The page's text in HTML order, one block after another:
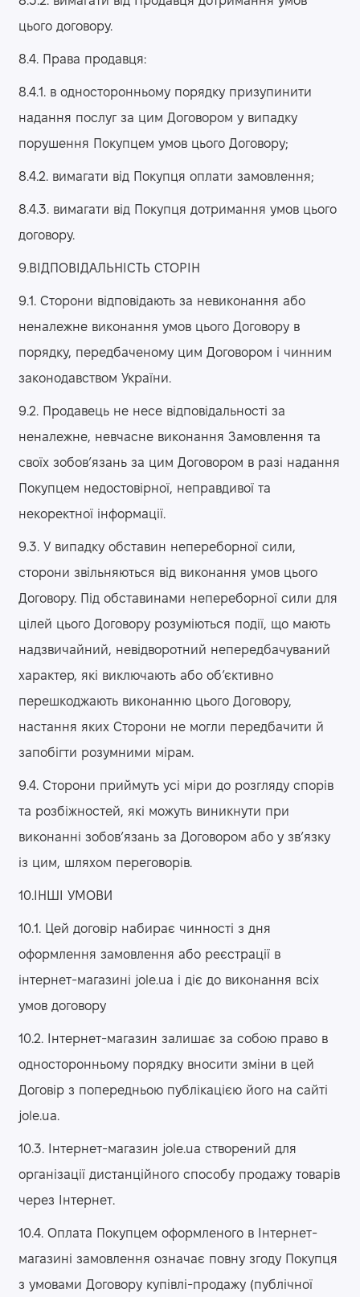
цього договору.
8.4. Права продавця:
8.4.1. в односторонньому порядку призупинити
надання послуг за цим Договором у випадку
порушення Покупцем умов цього Договору;
8.4.2. вимагати від Покупця оплати замовлення;
8.4.3. вимагати від Покупця дотримання умов цього
договору.
9.ВІДПОВІДАЛЬНІСТЬ СТОРІН
9.1. Сторони відповідають за невиконання або
неналежне виконання умов цього Договору в
порядку, передбаченому цим Договором і чинним
законодавством України.
9.2. Продавець не несе відповідальності за
неналежне, невчасне виконання Замовлення та
своїх зобов’язань за цим Договором в разі надання
Покупцем недостовірної, неправдивої та
некоректної інформації.
9.3. У випадку обставин непереборної сили,
сторони звільняються від виконання умов цього
Договору. Під обставинами непереборної сили для
цілей цього Договору розуміються події, що мають
надзвичайний, невідворотний непередбачуваний
характер, які виключають або об’єктивно
перешкоджають виконанню цього Договору,
настання яких Сторони не могли передбачити й
запобігти розумними мірам.
9.4. Сторони приймуть усі міри до розгляду спорів
та розбіжностей, які можуть виникнути при
виконанні зобов’язань за Договором або у зв’язку
із цим, шляхом переговорів.
10.ІНШІ УМОВИ
10.1. Цей договір набирає чинності з дня
оформлення замовлення або реєстрації в
інтернет-магазині jole.ua і діє до виконання всіх
умов договору
10.2. Інтернет-магазин залишає за собою право в
односторонньому порядку вносити зміни в цей
Договір з попередньою публікацією його на сайті
jole.ua.
10.3. Інтернет-магазин jole.ua створений для
організації дистанційного способу продажу товарів
через Інтернет.
10.4. Оплата Покупцем оформленого в Інтернет-
магазині замовлення означає повну згоду Покупця
з умовами Договору купівлі-продажу (публічної